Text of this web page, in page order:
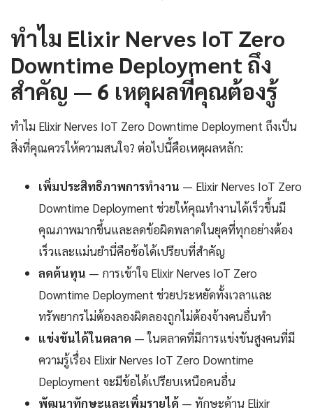
ทำไม Elixir Nerves IoT Zero
Downtime Deployment ถึง
สำคัญ — 6 เหตุผลที่คุณต้องรู้
ทำไม Elixir Nerves IoT Zero Downtime Deployment ถึงเป็น
สิ่งที่คุณควรให้ความสนใจ? ต่อไปนี้คือเหตุผลหลัก:
เพิ่มประสิทธิภาพการทำงาน — Elixir Nerves IoT Zero
Downtime Deployment ช่วยให้คุณทำงานได้เร็วขึ้นมี
คุณภาพมากขึ้นและลดข้อผิดพลาดในยุคที่ทุกอย่างต้อง
เร็วและแม่นยำนี่คือข้อได้เปรียบที่สำคัญ
ลดต้นทุน — การเข้าใจ Elixir Nerves IoT Zero
Downtime Deployment ช่วยประหยัดทั้งเวลาและ
ทรัพยากรไม่ต้องลองผิดลองถูกไม่ต้องจ้างคนอื่นทำ
แข่งขันได้ในตลาด — ในตลาดที่มีการแข่งขันสูงคนที่มี
ความรู้เรื่อง Elixir Nerves IoT Zero Downtime
Deployment จะมีข้อได้เปรียบเหนือคนอื่น
พัฒนาทักษะและเพิ่มรายได้ — ทักษะด้าน Elixir